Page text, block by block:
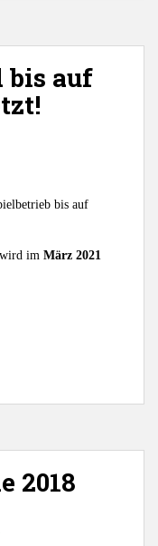
bis auf
bis auf
im März 2021
2018